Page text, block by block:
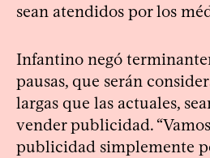
sean atendidos por los
Infantino negó
pausas, que serán
largas que las actuales,
vender publicidad.
publicidad simplemente